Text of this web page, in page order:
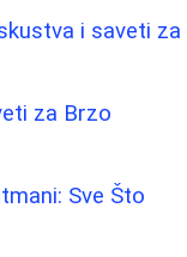
i saveti za
za Brzo
Sve Što